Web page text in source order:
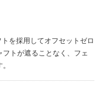
を採用してオフセットゼロ
トが遮ることなく、フェ